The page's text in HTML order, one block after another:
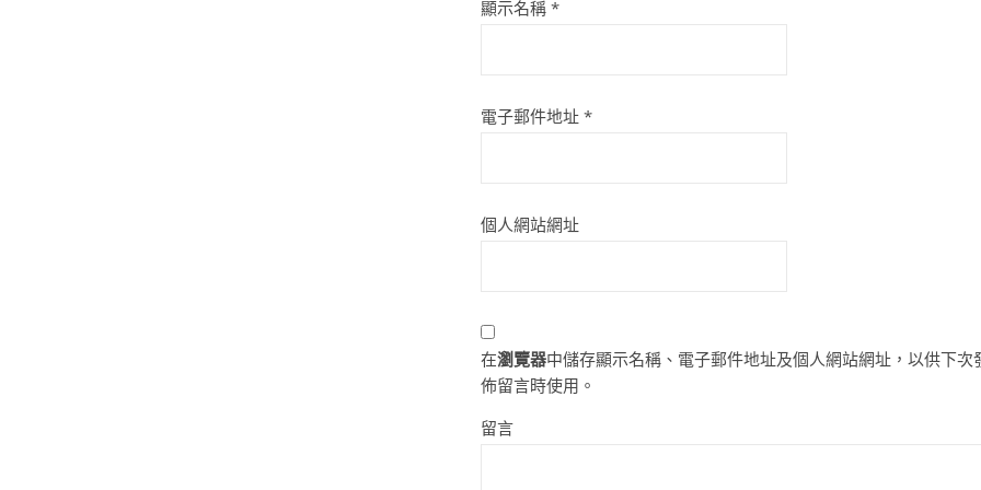
顯示名稱 *
電子郵件地址 *
個人網站網址
在瀏覽器中儲存顯示名稱、電子郵件地址及個人網站網址，以供下次
佈留言時使用。
留言